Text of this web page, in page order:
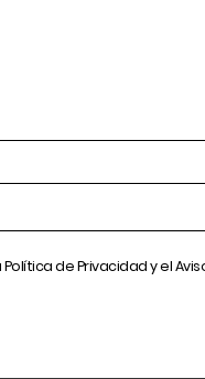
Política de Privacidady el